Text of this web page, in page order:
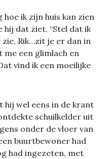
ik zijn huis kan zien
hij dat ziet. “Stel dat ik
Rik…zit je er dan in
me een glimlach en
vind ik een moeilijke
hij wel eens in de krant
schuilkelder uit
onder de vloer van
buurtbewoner had
had ingezeten, met